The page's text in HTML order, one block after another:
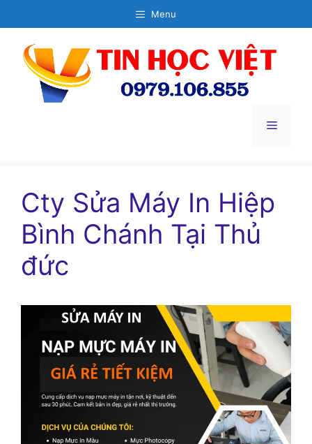
đến
dung
Menu
Menu
Cty Sửa Máy In Hiệp
Bình Chánh Tại Thủ
đức